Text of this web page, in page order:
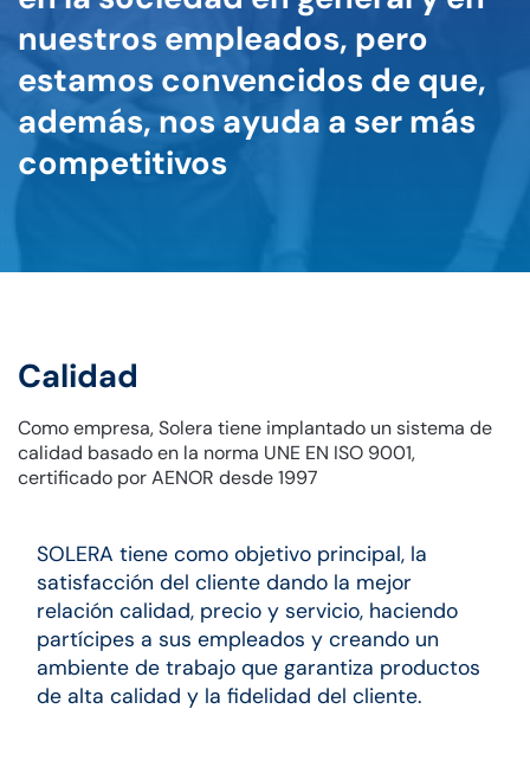
nuestros empleados, pero
estamos convencidos de que,
además, nos ayuda a ser más
competitivos
Calidad
Como empresa, Solera tiene implantado un sistema de
calidad basado en la norma UNE EN ISO 9001,
certificado por AENOR desde 1997
SOLERA tiene como objetivo principal, la
satisfacción del cliente dando la mejor
relación calidad, precio y servicio, haciendo
partícipes a sus empleados y creando un
ambiente de trabajo que garantiza productos
de alta calidad y la fidelidad del cliente.